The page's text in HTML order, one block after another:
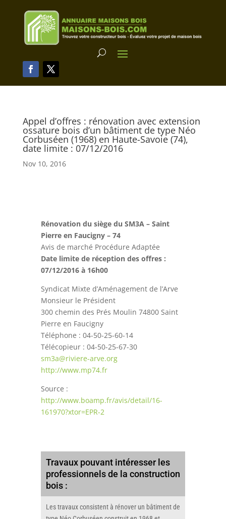
Appel d’offres : rénovation avec extension
ossature bois d’un bâtiment de type Néo
Corbuséen (1968) en Haute-Savoie (74),
date limite : 07/12/2016
Nov 10, 2016
Rénovation du siège du SM3A – Saint
Pierre en Faucigny – 74
Avis de marché Procédure Adaptée
Date limite de réception des offres :
07/12/2016 à 16h00
Syndicat Mixte d’Aménagement de l’Arve
Monsieur le Président
300 chemin des Prés Moulin 74800 Saint
Pierre en Faucigny
Téléphone : 04-50-25-60-14
Télécopieur : 04-50-25-67-30
sm3a@riviere-arve.org
http://www.mp74.fr
Source :
http://www.boamp.fr/avis/detail/16-
161970?xtor=EPR-2
Travaux pouvant intéresser les
professionnels de la construction
bois :
Les travaux consistent à rénover un bâtiment de